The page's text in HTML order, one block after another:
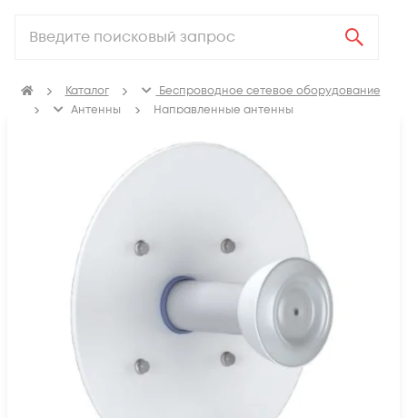
Каталог
Беспроводное сетевое оборудование
Антенны
Направленные антенны